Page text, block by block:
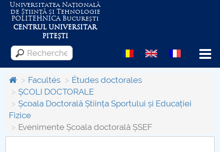
Universitatea Națională
de Știință și Tehnologie
POLITEHNICABucurești
CENTRUL UNIVERSITAR
PITEȘTI
Menu
Despre Universitate
Centrul de Management al Proiectelor
Facultés
Études doctorales
ȘCOLI DOCTORALE
Școala Doctorală Știința Sportului și Educației
Fizice
Evenimente Școala doctorală ȘSEF